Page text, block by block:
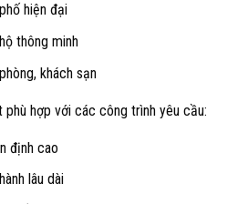
hiện đại
thông minh
khách sạn
hợp với các công trình yêu cầu:
định cao
lâu dài